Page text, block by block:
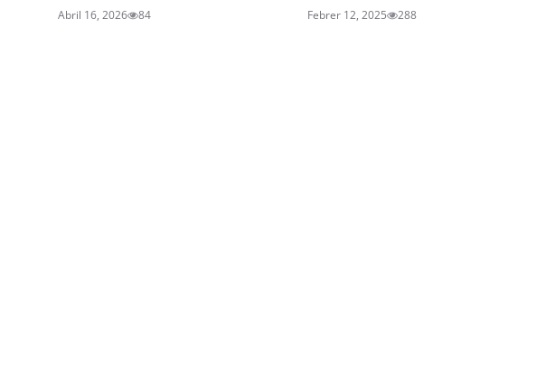
Abril 16, 2026 84 Febrer 12, 2025 288